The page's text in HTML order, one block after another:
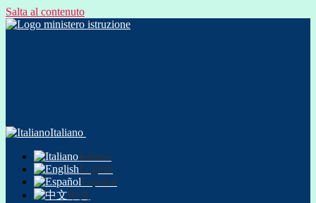
Salta al contenuto
Italiano
Italiano
English
Español
中文